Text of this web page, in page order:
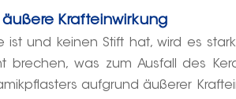
äußere Krafteinwirkung
und keinen Stift hat, wird es
was zum Ausfall des
aufgrund äußerer